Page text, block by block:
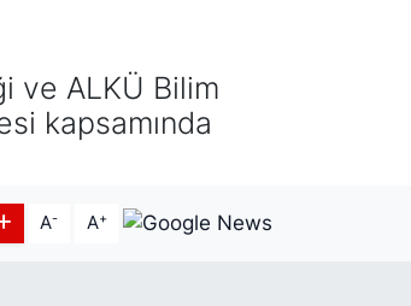
ve ALKÜ Bilim
kapsamında
A- A+